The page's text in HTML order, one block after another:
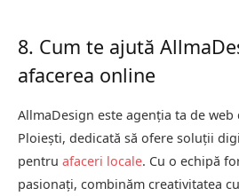
8. Cum te ajută
afacerea online
AllmaDesign este agenția ta de
Ploiești, dedicată să ofere soluții
pentru afaceri locale. Cu o echipă
pasionați, combinăm creativitatea